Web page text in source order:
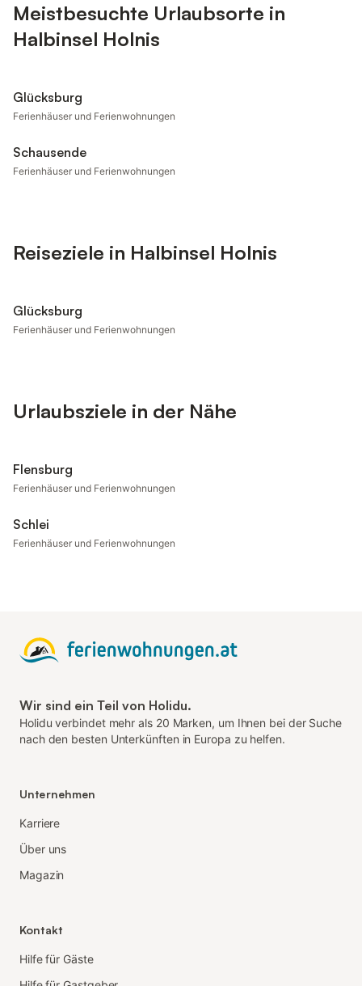
Meistbesuchte Urlaubsorte in
Halbinsel Holnis
Glücksburg
Ferienhäuser und Ferienwohnungen
Schausende
Ferienhäuser und Ferienwohnungen
Reiseziele in Halbinsel Holnis
Glücksburg
Ferienhäuser und Ferienwohnungen
Urlaubsziele in der Nähe
Flensburg
Ferienhäuser und Ferienwohnungen
Schlei
Ferienhäuser und Ferienwohnungen
Wir sind ein Teil von Holidu.
Holidu verbindet mehr als 20 Marken, um Ihnen bei der Suche
nach den besten Unterkünften in Europa zu helfen.
Unternehmen
Karriere
Über uns
Magazin
Kontakt
Hilfe für Gäste